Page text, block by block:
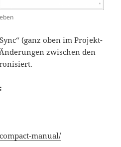
(ganz oben im Projekt-
zwischen den
manual/